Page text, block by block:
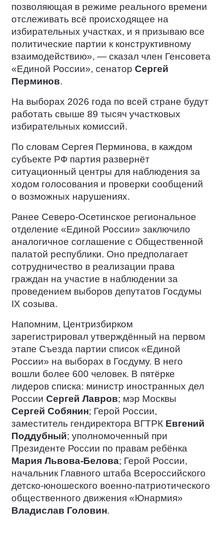
позволяющая в режиме реального времени
отслеживать всё происходящее на
избирательных участках, и я призываю все
политические партии к конструктивному
взаимодействию», — сказал член Генсовета
«Единой России», сенатор Сергей
Перминов.
На выборах 2026 года по всей стране будут
работать свыше 89 тысяч участковых
избирательных комиссий.
По словам Сергея Перминова, в каждом
субъекте РФ партия развернёт
ситуационный центры для наблюдения за
ходом голосования и проверки сообщений
о возможных нарушениях.
Ранее Северо-Осетинское региональное
отделение «Единой России» заключило
аналогичное соглашение с Общественной
палатой республики. Оно предполагает
сотрудничество в реализации права
граждан на участие в наблюдении за
проведением выборов депутатов Госдумы
IX созыва.
Напомним, Центризбирком
зарегистрировал утверждённый на первом
этапе Съезда партии список «Единой
России» на выборах в Госдуму. В него
вошли более 600 человек. В пятёрке
лидеров списка: министр иностранных дел
России Сергей Лавров; мэр Москвы
Сергей Собянин; Герой России,
заместитель гендиректора ВГТРК Евгений
Поддубный; уполномоченный при
Президенте России по правам ребёнка
Мария Львова-Белова; Герой России,
начальник Главного штаба Всероссийского
детско-юношеского военно-патриотического
общественного движения «Юнармия»
Владислав Головин.